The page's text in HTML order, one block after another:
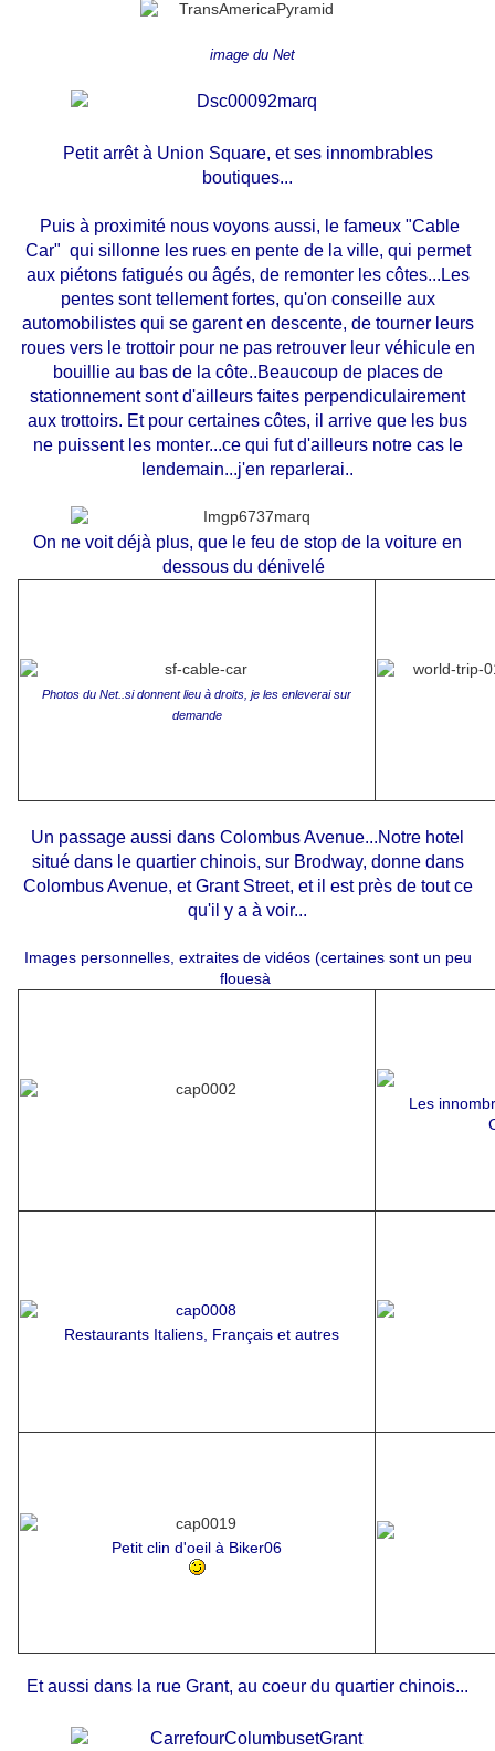
image du Net
Petit arrêt à Union Square, et ses innombrables
boutiques...
Puis à proximité nous voyons aussi, le fameux "Cable
Car" qui sillonne les rues en pente de la ville, qui permet
aux piétons fatigués ou âgés, de remonter les côtes...Les
pentes sont tellement fortes, qu'on conseille aux
automobilistes qui se garent en descente, de tourner leurs
roues vers le trottoir pour ne pas retrouver leur véhicule en
bouillie au bas de la côte..Beaucoup de places de
stationnement sont d'ailleurs faites perpendiculairement
aux trottoirs. Et pour certaines côtes, il arrive que les bus
ne puissent les monter...ce qui fut d'ailleurs notre cas le
lendemain...j'en reparlerai..
On ne voit déjà plus, que le feu de stop de la voiture en
dessous du dénivelé
Photos du Net..si donnent lieu à droits, je les enleverai sur
demande
Un passage aussi dans Colombus Avenue...Notre hotel
situé dans le quartier chinois, sur Brodway, donne dans
Colombus Avenue, et Grant Street, et il est près de tout ce
qu'il y a à voir...
Images personnelles, extraites de vidéos (certaines sont un peu
flouesà
Les
Restaurants Italiens, Français et autres
Petit clin d'oeil à Biker06
Et aussi dans la rue Grant, au coeur du quartier chinois...